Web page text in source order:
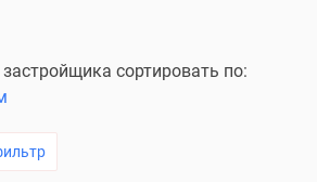
сортировать по: